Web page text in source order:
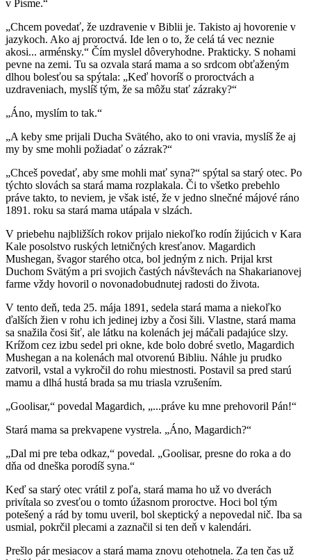
v Písme.“
„Chcem povedať, že uzdravenie v Biblii je. Takisto aj hovorenie v
jazykoch. Ako aj proroctvá. Ide len o to, že celá tá vec neznie
akosi... arménsky.“ Čím myslel dôveryhodne. Prakticky. S nohami
pevne na zemi. Tu sa ozvala stará mama a so srdcom obťaženým
dlhou bolesťou sa spýtala: „Keď hovoríš o proroctvách a
uzdraveniach, myslíš tým, že sa môžu stať zázraky?“
„Áno, myslím to tak.“
„A keby sme prijali Ducha Svätého, ako to oni vravia, myslíš že aj
my by sme mohli požiadať o zázrak?“
„Chceš povedať, aby sme mohli mať syna?“ spýtal sa starý otec. Po
týchto slovách sa stará mama rozplakala. Či to všetko prebehlo
práve takto, to neviem, je však isté, že v jedno slnečné májové ráno
1891. roku sa stará mama utápala v slzách.
V priebehu najbližších rokov prijalo niekoľko rodín žijúcich v Kara
Kale posolstvo ruských letničných kresťanov. Magardich
Mushegan, švagor starého otca, bol jedným z nich. Prijal krst
Duchom Svätým a pri svojich častých návštevách na Shakarianovej
farme vždy hovoril o novonadobudnutej radosti do života.
V tento deň, teda 25. mája 1891, sedela stará mama a niekoľko
ďalších žien v rohu ich jedinej izby a čosi šili. Vlastne, stará mama
sa snažila čosi šiť, ale látku na kolenách jej máčali padajúce slzy.
Krížom cez izbu sedel pri okne, kde bolo dobré svetlo, Magardich
Mushegan a na kolenách mal otvorenú Bibliu. Náhle ju prudko
zatvoril, vstal a vykročil do rohu miestnosti. Postavil sa pred starú
mamu a dlhá hustá brada sa mu triasla vzrušením.
„Goolisar,“ povedal Magardich, „...práve ku mne prehovoril Pán!“
Stará mama sa prekvapene vystrela. „Áno, Magardich?“
„Dal mi pre teba odkaz,“ povedal. „Goolisar, presne do roka a do
dňa od dneška porodíš syna.“
Keď sa starý otec vrátil z poľa, stará mama ho už vo dverách
privítala so zvesťou o tomto úžasnom proroctve. Hoci bol tým
potešený a rád by tomu uveril, bol skeptický a nepovedal nič. Iba sa
usmial, pokrčil plecami a zaznačil si ten deň v kalendári.
Prešlo pár mesiacov a stará mama znovu otehotnela. Za ten čas už